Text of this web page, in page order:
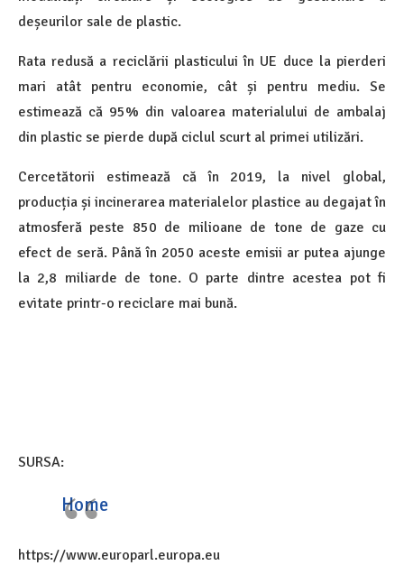
deșeurilor sale de plastic.
Rata redusă a reciclării plasticului în UE duce la pierderi
mari atât pentru economie, cât și pentru mediu. Se
estimează că 95% din valoarea materialului de ambalaj
din plastic se pierde după ciclul scurt al primei utilizări.
Cercetătorii estimează că în 2019, la nivel global,
producția și incinerarea materialelor plastice au degajat în
atmosferă peste 850 de milioane de tone de gaze cu
efect de seră. Până în 2050 aceste emisii ar putea ajunge
la 2,8 miliarde de tone. O parte dintre acestea pot fi
evitate printr-o reciclare mai bună.
SURSA:
Home
https://www.europarl.europa.eu